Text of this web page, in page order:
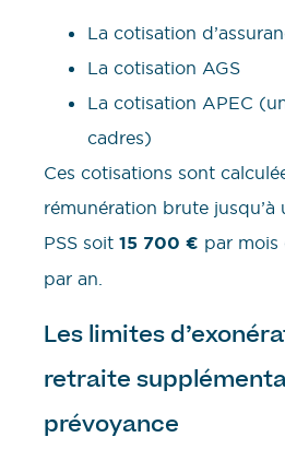
La cotisation
La cotisation AGS
La cotisation APEC
cadres)
Ces cotisations sont
rémunération brute
PSS soit 15 700 € par mois
par an.
Les limites
retraite
prévoyance